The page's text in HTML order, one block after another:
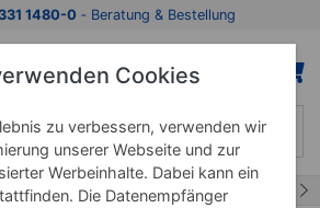
Zur Produktbeschreibung
1480-0 ‐ Beratung & Bestellung
Pedalo Trainer
Cookies
zu verbessern, verwenden wir
unserer Webseite und zur
Werbeinhalte. Dabei kann ein
Die Datenempfänger